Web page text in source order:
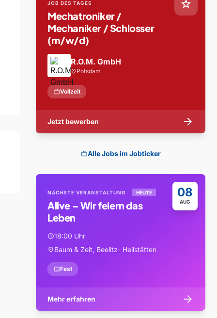
star
JOB DES TAGES
Mechatroniker /
Mechaniker / Schlosser
(m/w/d)
R.O.M. GmbH
location_on Potsdam
workVollzeit
Jetzt bewerben arrow_forward
workAlle Jobs im Jobticker
08
AUG
NÄCHSTE VERANSTALTUNG HEUTE
Alive – Wir feiern das
Leben
schedule18:00 Uhr
location_onBaum & Zeit, Beelitz- Heilstätten
confirmation_numberFest
Mehr erfahren arrow_forward